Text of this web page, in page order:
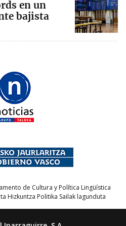
en un
bajista
de Cultura y Política Lingüística
Hizkuntza Politika Sailak lagunduta